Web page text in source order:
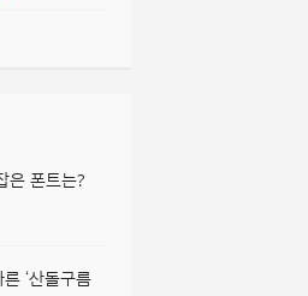
은 폰트는?
‘산돌구름